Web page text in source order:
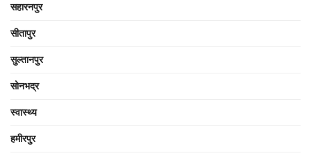
सहारनपुर
सीतापुर
सुल्तानपुर
सोनभद्र
स्वास्थ्य
हमीरपुर